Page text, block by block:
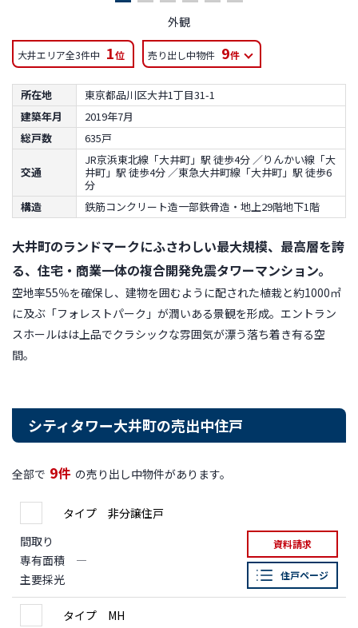
外観
大井エリア全3件中 1位 売り出し中物件 9件
所在地
東京都品川区大井1丁目31-1
建築年月
2019年7月
総戸数
635戸
交通
JR京浜東北線「大井町」駅 徒歩4分 ／りんかい線「大
井町」駅 徒歩4分 ／東急大井町線「大井町」駅 徒歩6
分
構造
鉄筋コンクリート造一部鉄骨造・地上29階地下1階
大井町のランドマークにふさわしい最大規模、最高層を誇
る、住宅・商業一体の複合開発免震タワーマンション。
空地率55％を確保し、建物を囲むように配された植栽と約1000㎡
に及ぶ「フォレストパーク」が潤いある景観を形成。エントラン
スホールはは上品でクラシックな雰囲気が漂う落ち着き有る空
間。
シティタワー大井町の売出中住戸
全部で 9件 の売り出し中物件があります。
タイプ 非分譲住戸
間取り
専有面積
―
主要採光
資料請求
住戸ページ
タイプ MH